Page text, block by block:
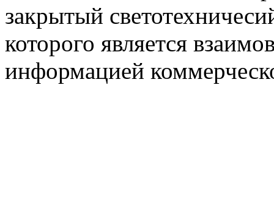
закрытый
которого является
информацией